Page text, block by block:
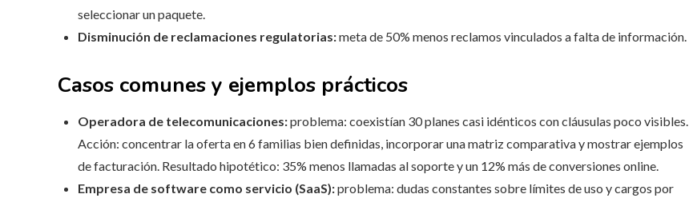
seleccionar un paquete.
Disminución de reclamaciones regulatorias:meta de 50% menos reclamos vinculados a falta de información.
Casos comunes y ejemplos prácticos
Operadora de telecomunicaciones:problema: coexistían 30 planes casi idénticos con cláusulas poco visibles.
Acción: concentrar la oferta en 6 familias bien definidas, incorporar una matriz comparativa y mostrar ejemplos
de facturación. Resultado hipotético: 35% menos llamadas al soporte y un 12% más de conversiones online.
Empresa de software como servicio (SaaS):problema: dudas constantes sobre límites de uso y cargos por